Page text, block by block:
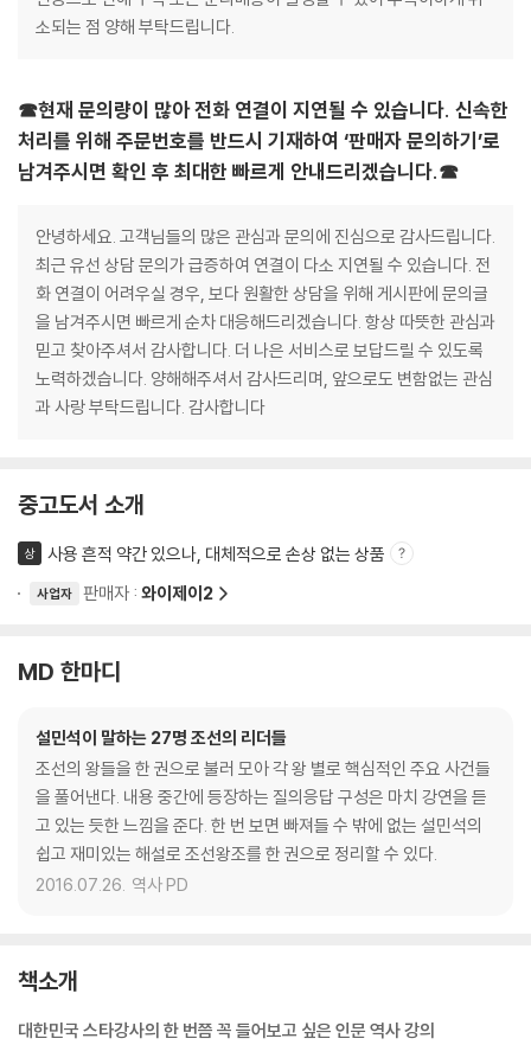
소되는 점 양해 부탁드립니다.
☎현재 문의량이 많아 전화 연결이 지연될 수 있습니다. 신속한
처리를 위해 주문번호를 반드시 기재하여 ‘판매자 문의하기’로
남겨주시면 확인 후 최대한 빠르게 안내드리겠습니다.☎
안녕하세요. 고객님들의 많은 관심과 문의에 진심으로 감사드립니다.
최근 유선 상담 문의가 급증하여 연결이 다소 지연될 수 있습니다. 전
화 연결이 어려우실 경우, 보다 원활한 상담을 위해 게시판에 문의글
을 남겨주시면 빠르게 순차 대응해드리겠습니다. 항상 따뜻한 관심과
믿고 찾아주셔서 감사합니다. 더 나은 서비스로 보답드릴 수 있도록
노력하겠습니다. 양해해주셔서 감사드리며, 앞으로도 변함없는 관심
과 사랑 부탁드립니다. 감사합니다
중고도서 소개
상 사용 흔적 약간 있으나, 대체적으로 손상 없는 상품
사업자 판매자 : 와이제이2
MD 한마디
설민석이 말하는 27명 조선의 리더들
조선의 왕들을 한 권으로 불러 모아 각 왕 별로 핵심적인 주요 사건들
을 풀어낸다. 내용 중간에 등장하는 질의응답 구성은 마치 강연을 듣
고 있는 듯한 느낌을 준다. 한 번 보면 빠져들 수 밖에 없는 설민석의
쉽고 재미있는 해설로 조선왕조를 한 권으로 정리할 수 있다.
2016.07.26. 역사 PD
책소개
대한민국 스타강사의 한 번쯤 꼭 들어보고 싶은 인문 역사 강의